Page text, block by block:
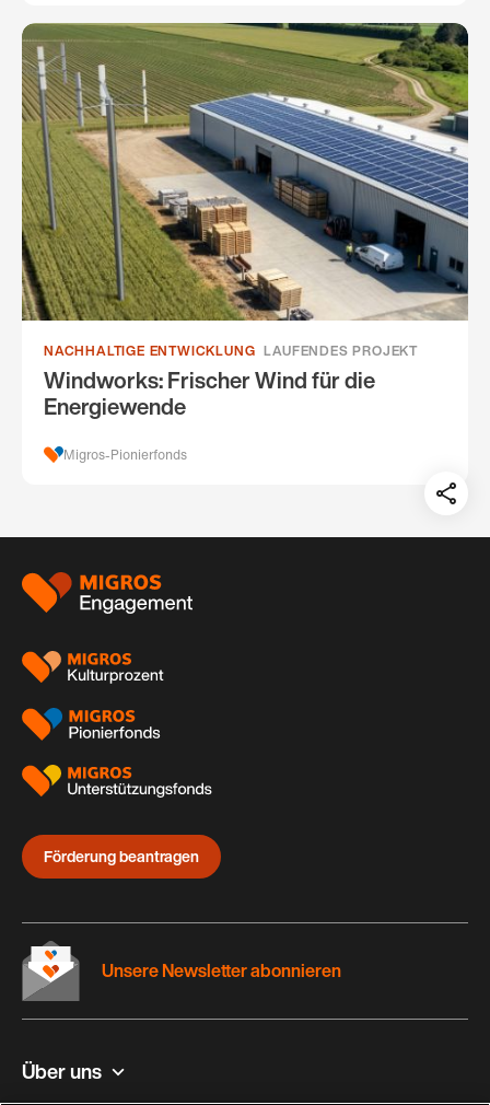
NACHHALTIGE ENTWICKLUNG LAUFENDES PROJEKT
Windworks: Frischer Wind für die
Energiewende
Migros-Pionierfonds
auf:
Footer
Förderung beantragen
Über uns
Unsere Newsletter abonnieren